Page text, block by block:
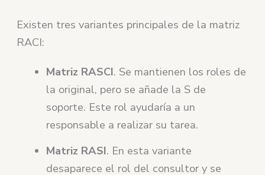
Existen tres variantes principales de la matriz
RACI:
Matriz RASCI. Se mantienen los roles de
la original, pero se añade la S de
soporte. Este rol ayudaría a un
responsable a realizar su tarea.
Matriz RASI. En esta variante
desaparece el rol del consultor y se